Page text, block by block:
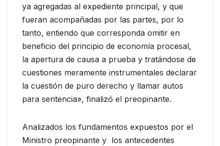
ya agregadas al expediente principal, y que
fueran acompañadas por las partes, por lo
tanto, entiendo que corresponda omitir en
beneficio del principio de economía procesal,
la apertura de causa a prueba y tratándose de
cuestiones meramente instrumentales declarar
la cuestión de puro derecho y llamar autos
para sentencia», finalizó el preopinante.
Analizados los fundamentos expuestos por el
Ministro preopinante y los antecedentes